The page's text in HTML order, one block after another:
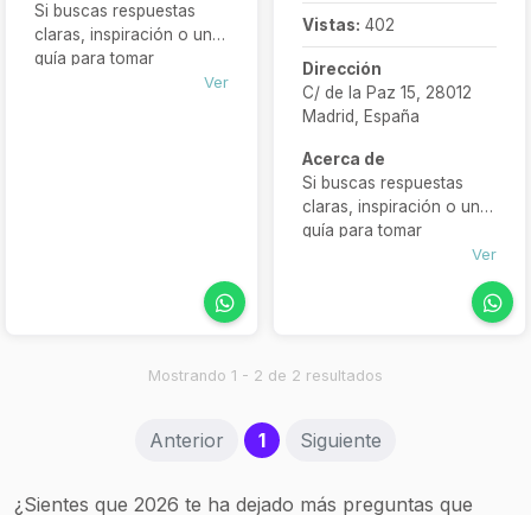
Si buscas respuestas
claras, inspiración o una
guía para tomar
decisiones, este formato
Ver
Vistas: 402
Dirección
C/ de la Paz 15, 28012
Madrid, España
Acerca de
Si buscas respuestas
claras, inspiración o una
guía para tomar
decisiones, este formato
efectivo. Ya sea para el
personal… el
preguntas.
Ver
Mostrando 1 - 2 de 2 resultados
Anterior 1(current)
Siguiente
¿Sientes que 2026 te ha dejado más preguntas que